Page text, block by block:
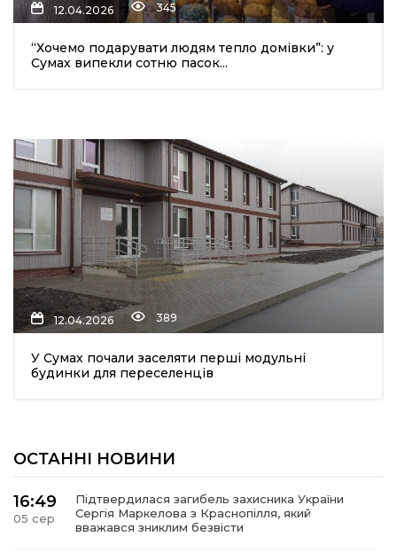
12.04.2026 345
“Хочемо подарувати людям тепло домівки”: у
Сумах випекли сотню пасок...
12.04.2026 389
У Сумах почали заселяти перші модульні
будинки для переселенців
ОСТАННІ НОВИНИ
16:49
05 сер
Підтвердилася загибель захисника України
Сергія Маркелова з Краснопілля, який
вважався зниклим безвісти